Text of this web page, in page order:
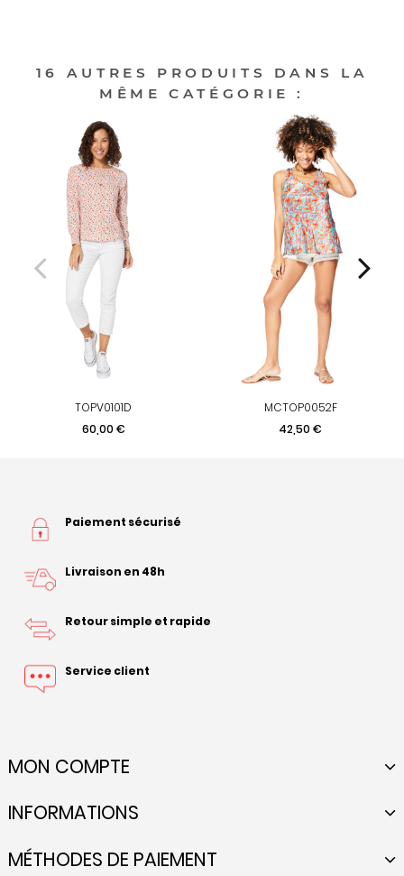
16 AUTRES PRODUITS DANS LA
MÊME CATÉGORIE :
TOPV0101D
Prix
60,00 €
MCTOP0052F
Prix
42,50 €
Paiement sécurisé
Livraison en 48h
Retour simple et rapide
Service client
MON COMPTE
INFORMATIONS
MÉTHODES DE PAIEMENT